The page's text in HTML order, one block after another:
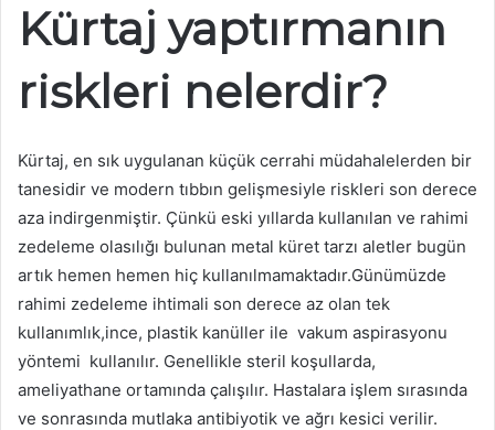
Kürtaj yaptırmanın
riskleri nelerdir?
Kürtaj, en sık uygulanan küçük cerrahi müdahalelerden bir
tanesidir ve modern tıbbın gelişmesiyle riskleri son derece
aza indirgenmiştir. Çünkü eski yıllarda kullanılan ve rahimi
zedeleme olasılığı bulunan metal küret tarzı aletler bugün
artık hemen hemen hiç kullanılmamaktadır.Günümüzde
rahimi zedeleme ihtimali son derece az olan tek
kullanımlık,ince, plastik kanüller ile vakum aspirasyonu
yöntemi kullanılır. Genellikle steril koşullarda,
ameliyathane ortamında çalışılır. Hastalara işlem sırasında
ve sonrasında mutlaka antibiyotik ve ağrı kesici verilir.